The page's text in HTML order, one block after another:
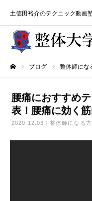
土信田裕介のテクニック動画
ブログ 整体師にな
腰痛におすすめ
表！腰痛に効く
2020.12.03 整体師になる